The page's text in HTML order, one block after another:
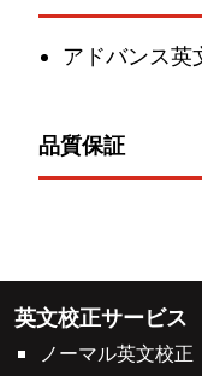
アドバンス英
品質保証
英文校正サービス
ノーマル英文校正